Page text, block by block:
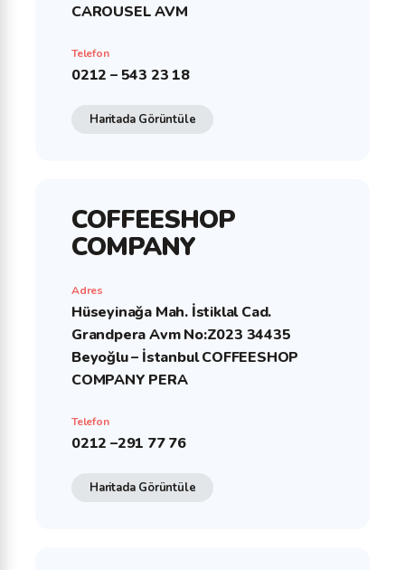
CAROUSEL AVM
Telefon
0212 – 543 23 18
Haritada Görüntüle
COFFEESHOP
COMPANY
Adres
Hüseyinağa Mah. İstiklal Cad.
Grandpera Avm No:Z023 34435
Beyoğlu – İstanbul COFFEESHOP
COMPANY PERA
Telefon
0212 –291 77 76
Haritada Görüntüle